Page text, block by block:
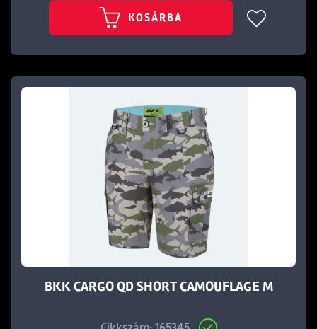
KOSÁRBA
BKK CARGO QD SHORT CAMOUFLAGE M